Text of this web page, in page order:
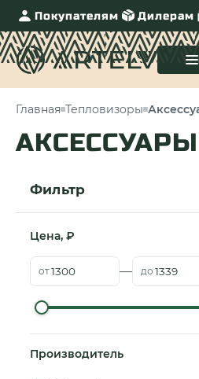
Покупателям Дилерам
Главная Тепловизоры
АКСЕССУАРЫ
Фильтр
Цена, ₽
от — до
Производитель